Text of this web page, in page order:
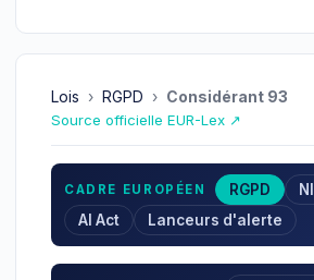
Lois › RGPD › Considérant 93
Source officielle EUR-Lex ↗
CADRE EUROPÉEN RGPD
AI Act
Lanceurs d'alerte